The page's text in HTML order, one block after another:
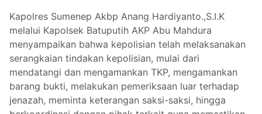
Kapolres Sumenep Akbp Anang Hardiyanto.,S.I.K
melalui Kapolsek Batuputih AKP Abu Mahdura
menyampaikan bahwa kepolisian telah melaksanakan
serangkaian tindakan kepolisian, mulai dari
mendatangi dan mengamankan TKP, mengamankan
barang bukti, melakukan pemeriksaan luar terhadap
jenazah, meminta keterangan saksi-saksi, hingga